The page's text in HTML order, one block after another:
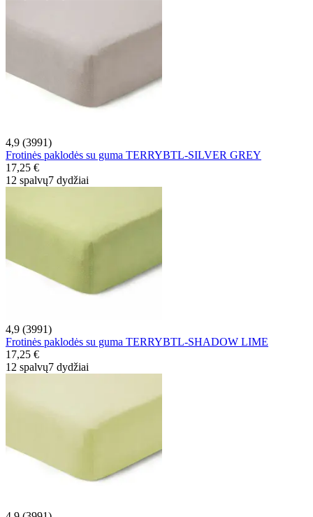
4,9 (3991)
Frotinės paklodės su guma TERRYBTL-SILVER GREY
17,25 €
12 spalvų7 dydžiai
4,9 (3991)
Frotinės paklodės su guma TERRYBTL-SHADOW LIME
17,25 €
12 spalvų7 dydžiai